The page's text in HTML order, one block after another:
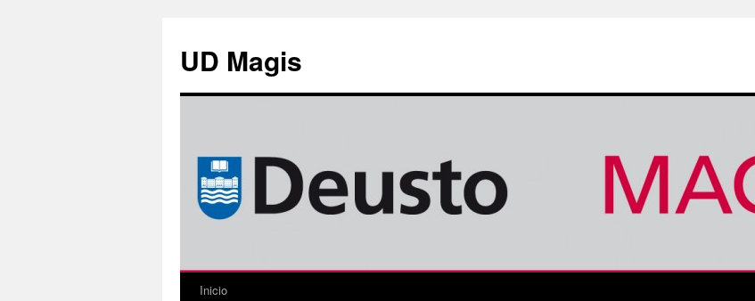
contenido
UD Magis
Inicio